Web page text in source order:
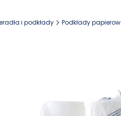
i podkłady Podkłady